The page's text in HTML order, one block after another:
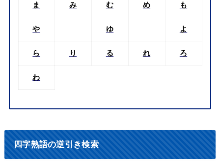
ま み む め も
や ゆ よ
ら り る れ ろ
わ
四字熟語の逆引き検索